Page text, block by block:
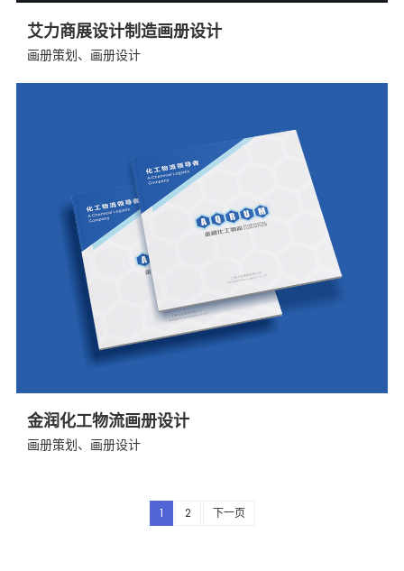
艾力商展设计制造画册设计
画册策划、画册设计
金润化工物流画册设计
画册策划、画册设计
1 2 下一页